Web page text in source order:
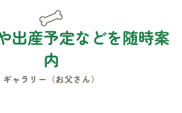
出産予定などを随時案
内
ギャラリー（お父さん）